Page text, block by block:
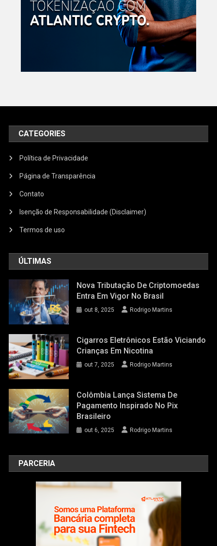
CATEGORIES
Política de Privacidade
Página de Transparência
Contato
Isenção de Responsabilidade (Disclaimer)
Termos de uso
ÚLTIMAS
Nova Tributação De Criptomoedas
Entra Em Vigor No Brasil
out 8, 2025 Rodrigo Martins
Cigarros Eletrônicos Estão Viciando
Crianças Em Nicotina
out 7, 2025 Rodrigo Martins
Colômbia Lança Sistema De
Pagamento Inspirado No Pix
Brasileiro
out 6, 2025 Rodrigo Martins
PARCERIA